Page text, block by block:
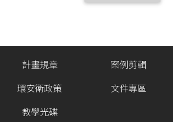
計畫規章
環安衛政策
教學光碟
案例剪輯
文件專區